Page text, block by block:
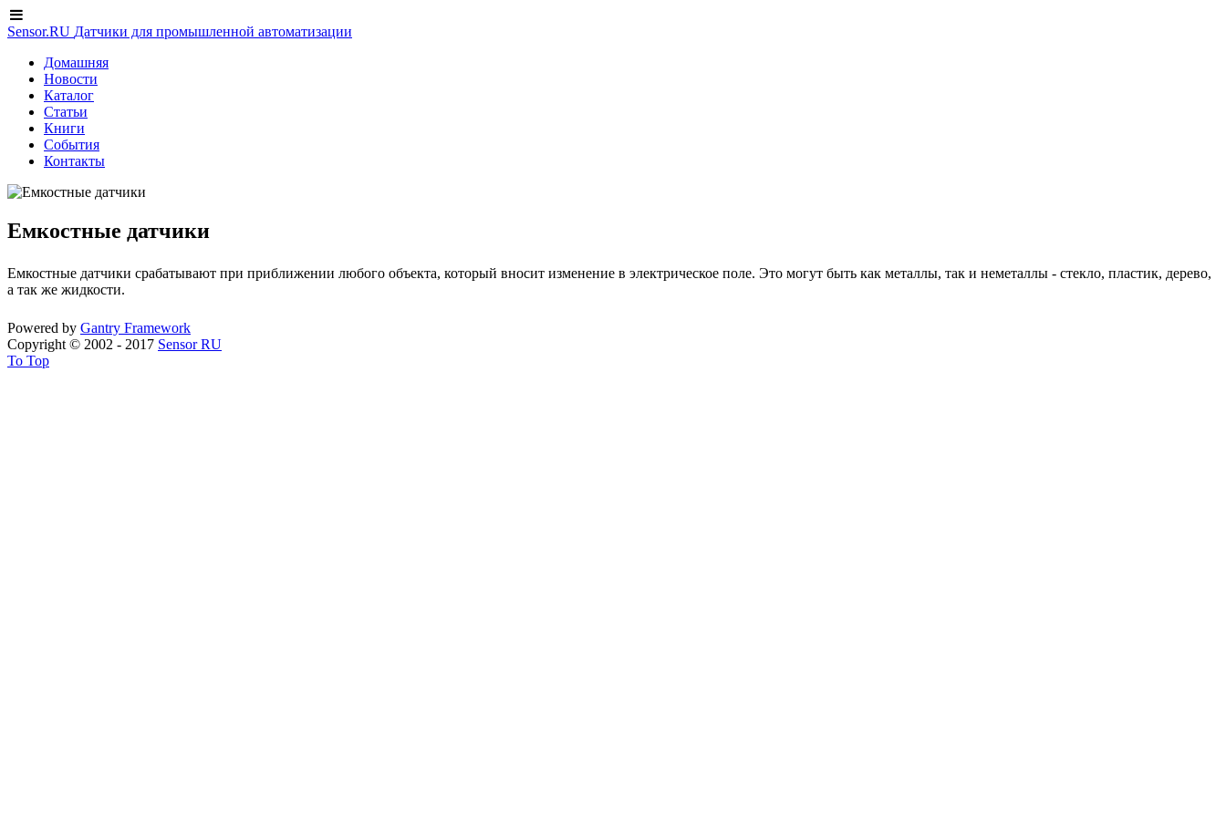
Sensor.RU Датчики для промышленной автоматизации
Домашняя
Новости
Каталог
Статьи
Книги
События
Контакты
Емкостные датчики
Емкостные датчики срабатывают при приближении любого объекта, который вносит изменение в электрическое поле. Это могут быть как металлы, так и неметаллы - стекло, пластик, дерево,
а так же жидкости.
Powered by Gantry Framework
Copyright © 2002 - 2017 Sensor RU
To Top